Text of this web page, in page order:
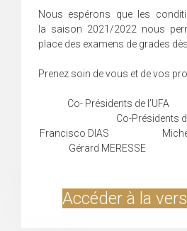
Nous espérons que les
la saison 2021/2022 nous
place des examens de grades
Prenez soin de vous et de vos
Co- Présidents
Co-Présidents de
Francisco DIAS
Gérard MERESSE
Accéder à la